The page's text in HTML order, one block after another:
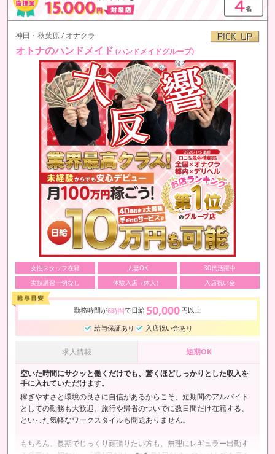
神田・秋葉原 / オナクラ
オトナのハンドメイド (ハンドメイドグループ)
女性スタッフ在籍 人妻OK
30代活躍中
実技講習一切なし
体験入店（体入） 入店祝い金
勤務時間が6時間で日給 50,000 円以上
給与保証あり
入店祝い金あり
求人情報 短期OK
空いた時間にサクッと働くだけでも、驚くほどしっかりとした収入を
手に入れていただけます。
稼ぎやすさと環境の良さに自信があるからこそ、短期間のアルバイト
としての勤務も大歓迎。旅行や帰省のついでに数日間だけ在籍する、
といった気軽なワークスタイルも問題ありません。
もちろん、長期でじっくり頑張りたい方も、無理にレギュラー出勤す